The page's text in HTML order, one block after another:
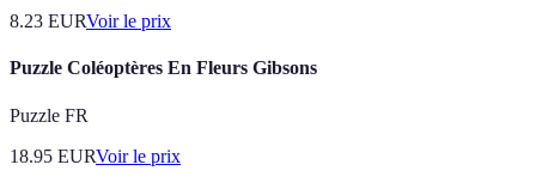
8.23 EURVoir le prix
Puzzle Coléoptères En Fleurs Gibsons
Puzzle FR
18.95 EURVoir le prix